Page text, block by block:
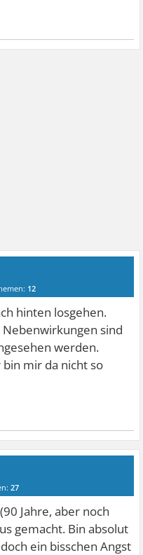
12
hinten losgehen.
sind
werden.
mir da nicht so
27
Jahre, aber noch
gemacht. Bin absolut
ein bisschen Angst